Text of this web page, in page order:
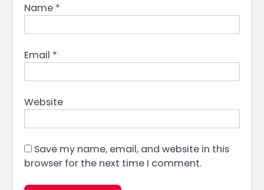
Name *
Email *
Website
Save my name, email, and website in this
browser for the next time I comment.